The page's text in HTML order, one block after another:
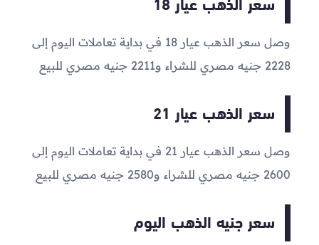
وصل سعر الذهب عيار 18 في بداية تعاملات اليوم إلى
2228 جنيه مصري للشراء و2211 جنيه مصري للبيع
سعر الذهب عيار 21
وصل سعر الذهب عيار 21 في بداية تعاملات اليوم إلى
2600 جنيه مصري للشراء و2580 جنيه مصري للبيع
سعر جنيه الذهب اليوم